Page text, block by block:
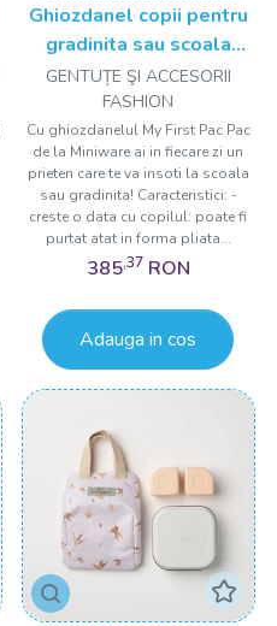
Ghiozdanel copii pentru
gradinita sau scoala
Miniware My First Pac
Pac, Luna
GENTUȚE ŞI ACCESORII
FASHION
Cu ghiozdanelul My First Pac Pac
de la Miniware ai in fiecare zi un
prieten care te va insoti la scoala
sau gradinita! Caracteristici: -
creste o data cu copilul: poate fi
purtat atat in forma pliata...
385,37 RON
Adauga in cos